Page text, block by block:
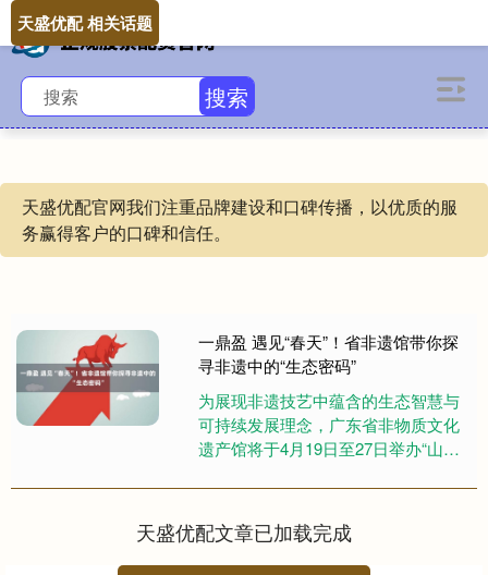
搜索
天盛优配官网我们注重品牌建设和口碑传播，以优质的服
务赢得客户的口碑和信任。
天盛优配 相关话题
一鼎盈 遇见“春天”！省非遗馆带你探
寻非遗中的“生态密码”
为展现非遗技艺中蕴含的生态智慧与
可持续发展理念，广东省非物质文化
遗产馆将于4月19日至27日举办“山青
活动通过市集、互动体....
天盛优配文章已加载完成